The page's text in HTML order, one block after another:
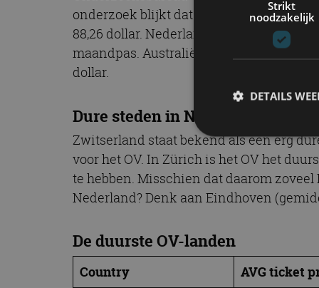
onderzoek blijkt dat Zwitserland het
88,26 dollar. Nederland is ook
maandpas. Australië maakt de top 3
dollar.
Dure steden in Nederland
Zwitserland staat bekend als een erg
voor het OV. In Zürich is het OV het
te hebben. Misschien dat daarom
Nederland? Denk aan Eindhoven
De duurste OV-landen
Country AVG ticket
Strikt
noodzakelijk
DETAILS
Strikt noodzakelijke
accountbeheer. De
cf_clearance